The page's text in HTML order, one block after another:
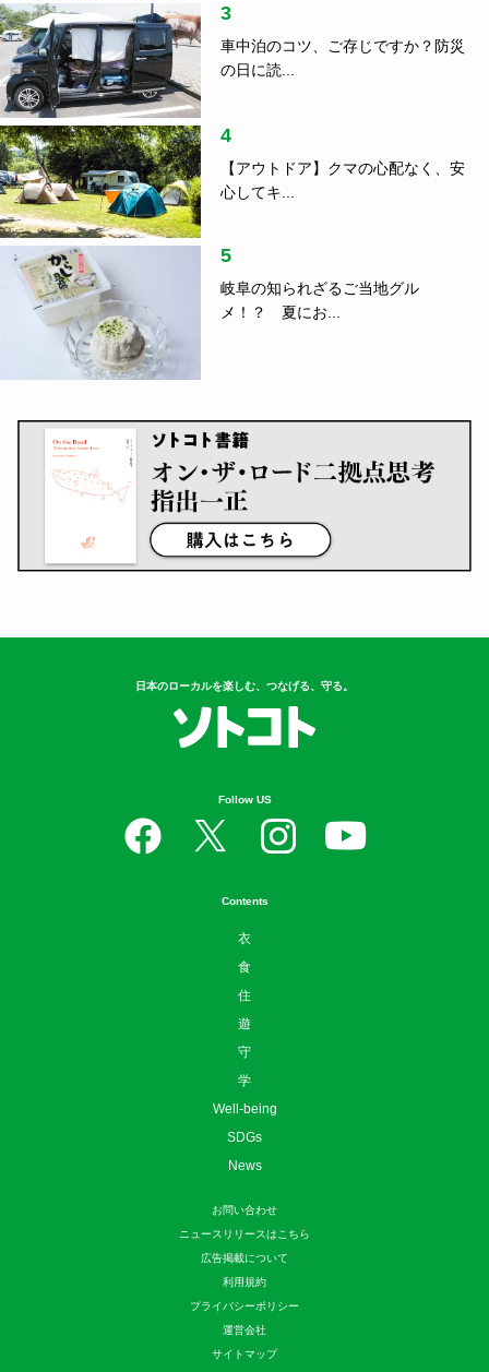
3
車中泊のコツ、ご存じですか？防災
の日に読...
4
【アウトドア】クマの心配なく、安
心してキ...
5
岐阜の知られざるご当地グル
メ！？ 夏にお...
日本のローカルを楽しむ、つなげる、守る。
Follow US
Contents
衣
食
住
遊
守
学
Well-being
SDGs
News
お問い合わせ
ニュースリリースはこちら
広告掲載について
利用規約
プライバシーポリシー
運営会社
サイトマップ